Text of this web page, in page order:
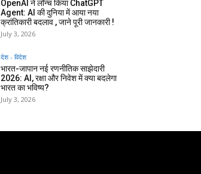
OpenAI ने लॉन्च किया ChatGPT
Agent: AI की दुनिया में आया नया
क्रांतिकारी बदलाव , जाने पूरी जानकारी !
July 3, 2026
देश - विदेश
भारत-जापान नई रणनीतिक साझेदारी
2026: AI, रक्षा और निवेश में क्या बदलेगा
भारत का भविष्य?
July 3, 2026